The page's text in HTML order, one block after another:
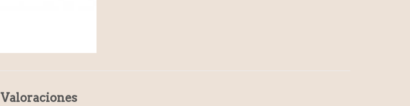
Valoraciones